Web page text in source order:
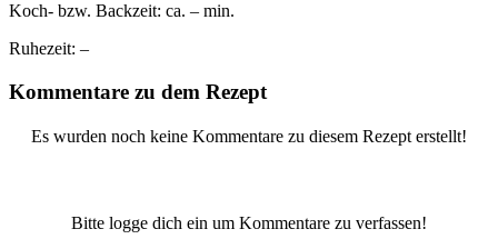
Koch- bzw. Backzeit: ca. – min.
Ruhezeit: –
Kommentare zu dem Rezept
Es wurden noch keine Kommentare zu diesem Rezept erstellt!
Bitte logge dich ein um Kommentare zu verfassen!